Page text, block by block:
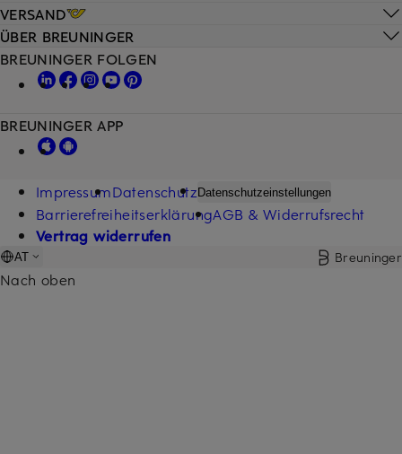
VERSAND
ÜBER BREUNINGER
BREUNINGER FOLGEN
BREUNINGER APP
ImpressumDatenschutzDatenschutzeinstellungen
BarrierefreiheitserklärungAGB & Widerrufsrecht
Vertrag widerrufen
AT Breuninger
Nach oben